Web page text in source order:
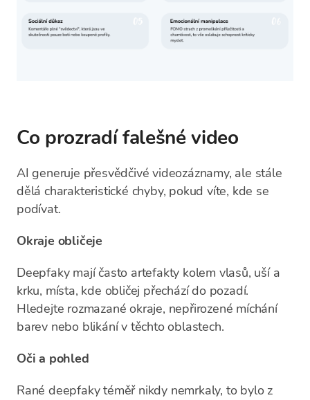
Co prozradí falešné video
AI generuje přesvědčivé videozáznamy, ale stále
dělá charakteristické chyby, pokud víte, kde se
podívat.
Okraje obličeje
Deepfaky mají často artefakty kolem vlasů, uší a
krku, místa, kde obličej přechází do pozadí.
Hledejte rozmazané okraje, nepřirozené míchání
barev nebo blikání v těchto oblastech.
Oči a pohled
Rané deepfaky téměř nikdy nemrkaly, to bylo z